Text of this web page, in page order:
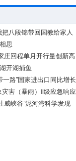
八段锦带回国教给家人
思
庄回程单月开行量创新高
开湖捕鱼
路”国家进出口同比增长
害（暴雨）Ⅱ级应急响应
威峡谷”泥河湾科学发现